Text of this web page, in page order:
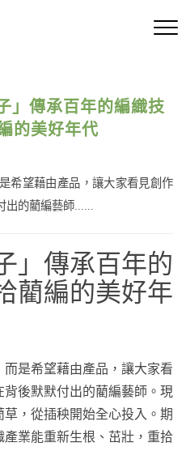
」傳承百年的編織技
的美好年代
希望藉由產品，讓大家看見創作
的藺編藝師......
」傳承百年的
藺編的美好年
是希望藉由產品，讓大家看
後默默付出的藺編藝師。現
，從插秧開始全心投入。期
業能重新生根、茁壯，重拾